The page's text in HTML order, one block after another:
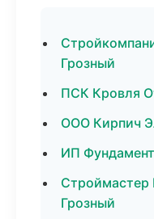
Грозный
ПСК Кровля
ООО Кирпич
ИП
Грозный